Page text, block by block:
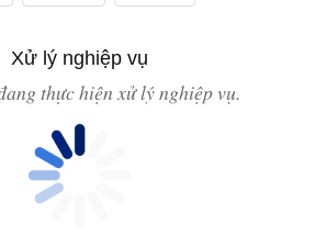
Xử lý nghiệp vụ
thực hiện xử lý nghiệp vụ.